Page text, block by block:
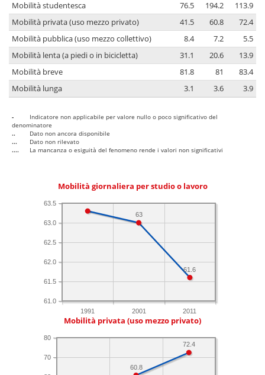
Mobilità studentesca
76.5 194.2
113.9
Mobilità privata (uso mezzo privato)
41.5 60.8
72.4
Mobilità pubblica (uso mezzo collettivo)
8.4 7.2
5.5
Mobilità lenta (a piedi o in bicicletta)
31.1 20.6
13.9
Mobilità breve
81.8 81
83.4
Mobilità lunga
3.1 3.6 3.9
-
Indicatore non applicabile per valore nullo o poco significativo del
denominatore
..
Dato non ancora disponibile
...
Dato non rilevato
....
La mancanza o esiguità del fenomeno rende i valori non significativi
Mobilità giornaliera per studio o lavoro
1991 2001 2011
61.0
61.5
62.0
62.5
63.0
63.5
61.6
63
Mobilità privata (uso mezzo privato)
70
80
72.4
60.8